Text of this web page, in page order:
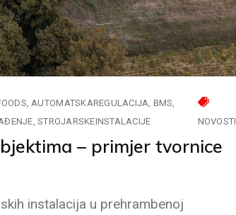
AUTOMATSKAREGULACIJA BMS
STROJARSKEINSTALACIJE NOVOSTI
– primjer tvornice
instalacija u prehrambenoj